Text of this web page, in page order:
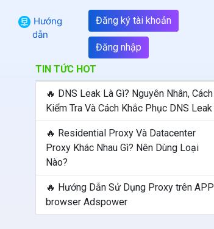
Hướng
dẫn
Đăng ký tài khoản
Đăng nhập
TIN TỨC HOT
🔥 DNS Leak Là Gì? Nguyên Nhân, Cách
Kiểm Tra Và Cách Khắc Phục DNS Leak
🔥 Residential Proxy Và Datacenter
Proxy Khác Nhau Gì? Nên Dùng Loại
Nào?
🔥 Hướng Dẫn Sử Dụng Proxy trên APP
browser Adspower